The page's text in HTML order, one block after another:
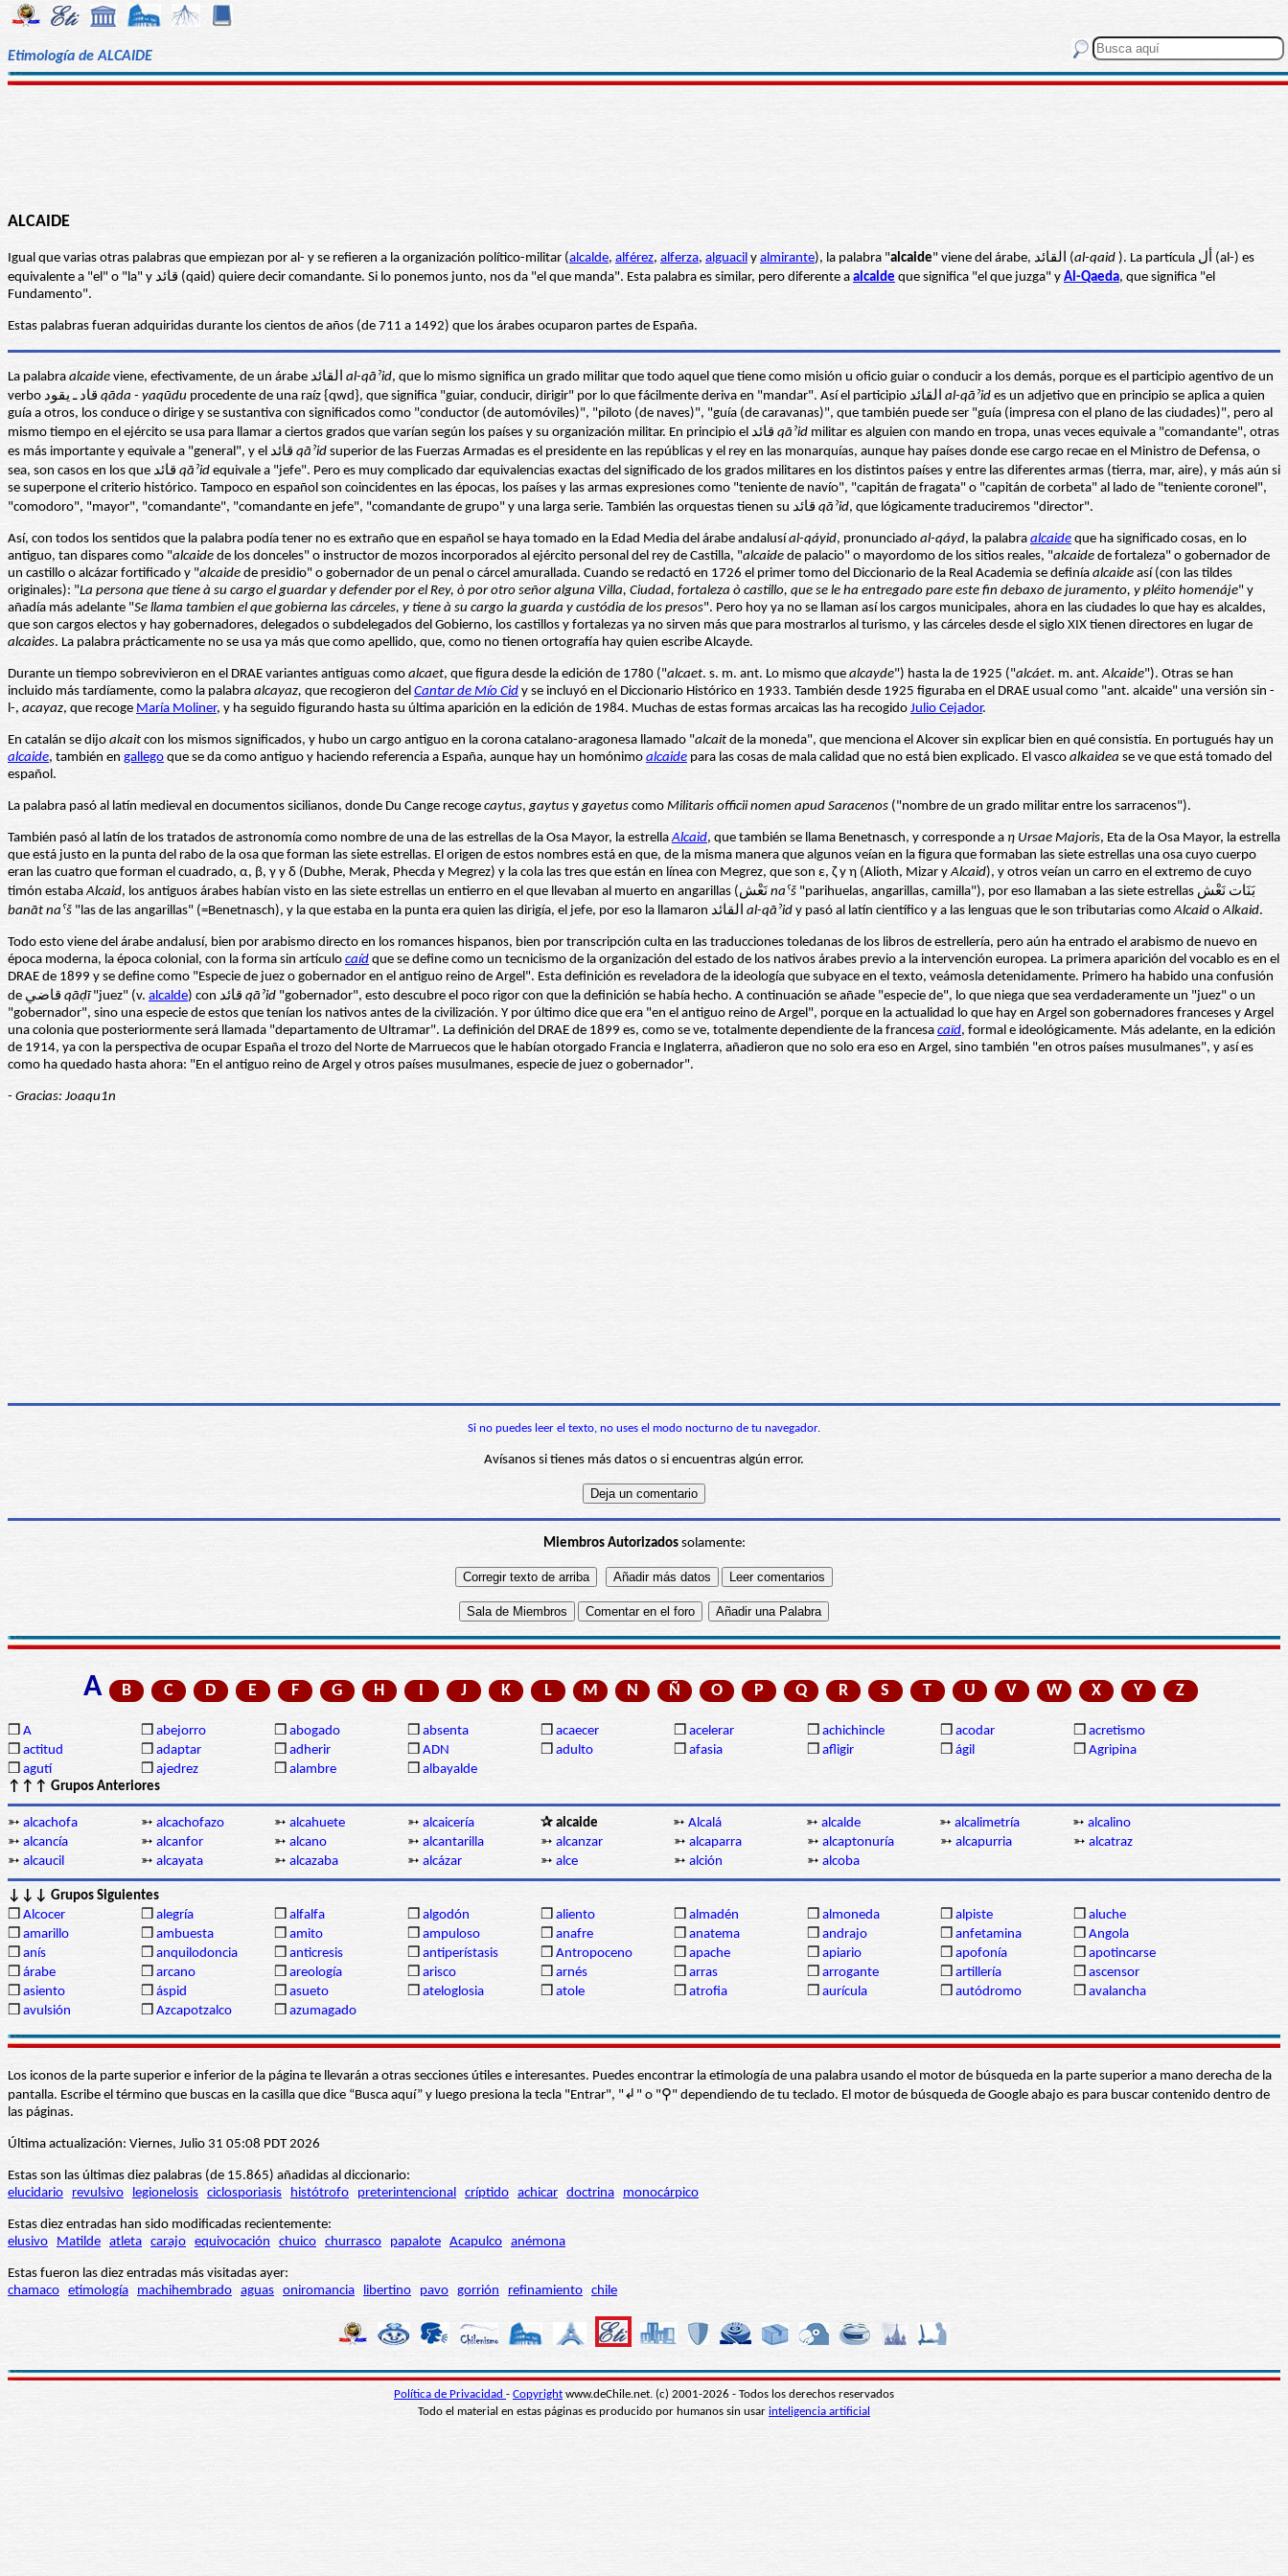
Etimología de ALCAIDE
ALCAIDE
Igual que varias otras palabras que empiezan por al- y se refieren a la organización político-militar (alcalde, alférez, alferza, alguacil y almirante), la palabra "alcaide " viene del árabe, القائد (al-qaid ). La partícula أل (al-) es
equivalente a "el" o "la" y قائد (qaid) quiere decir comandante. Si lo ponemos junto, nos da "el que manda". Esta palabra es similar, pero diferente a alcalde que significa "el que juzga" y Al-Qaeda, que significa "el
Fundamento".
Estas palabras fueran adquiridas durante los cientos de años (de 711 a 1492) que los árabes ocuparon partes de España.
La palabra alcaide al-qāˀid, que lo mismo significa un grado militar que todo aquel que tiene como misión u oficio guiar o conducir a los demás, porque es el participio agentivo de un
qāda - yaqūdu al-qāˀid es un adjetivo que en principio se aplica a quien
guía a otros, los conduce o dirige y se sustantiva con significados como "conductor (de automóviles)", "piloto (de naves)", "guía (de caravanas)", que también puede ser "guía (impresa con el plano de las ciudades)", pero al
qāˀid militar es alguien con mando en tropa, unas veces equivale a "comandante", otras
qāˀid superior de las Fuerzas Armadas es el presidente en las repúblicas y el rey en las monarquías, aunque hay países donde ese cargo recae en el Ministro de Defensa, o
qāˀid equivale a "jefe". Pero es muy complicado dar equivalencias exactas del significado de los grados militares en los distintos países y entre las diferentes armas (tierra, mar, aire), y más aún si
se superpone el criterio histórico. Tampoco en español son coincidentes en las épocas, los países y las armas expresiones como "teniente de navío", "capitán de fragata" o "capitán de corbeta" al lado de "teniente coronel",
qāˀid, que lógicamente traduciremos "director".
Así, con todos los sentidos que la palabra podía tener no es extraño que en español se haya tomado en la Edad Media del árabe andalusí al-qáyid, pronunciado al-qáyd, la palabra alcaide que ha significado cosas, en lo
antiguo, tan dispares como "alcaide de los donceles" o instructor de mozos incorporados al ejército personal del rey de Castilla, "alcaide de palacio" o mayordomo de los sitios reales, "alcaide de fortaleza" o gobernador de
un castillo o alcázar fortificado y "alcaide de presidio" o gobernador de un penal o cárcel amurallada. Cuando se redactó en 1726 el primer tomo del Diccionario de la Real Academia se definía alcaide así (con las tildes
originales): "La persona que tiene à su cargo el guardar y defender por el Rey, ò por otro señor alguna Villa, Ciudad, fortaleza ò castillo, que se le ha entregado pare este fin debaxo de juramento, y pléito homenáje" y
añadía más adelante "Se llama tambien el que gobierna las cárceles, y tiene à su cargo la guarda y custódia de los presos". Pero hoy ya no se llaman así los cargos municipales, ahora en las ciudades lo que hay es alcaldes,
que son cargos electos y hay gobernadores, delegados o subdelegados del Gobierno, los castillos y fortalezas ya no sirven más que para mostrarlos al turismo, y las cárceles desde el siglo XIX tienen directores en lugar de
alcaides. La palabra prácticamente no se usa ya más que como apellido, que, como no tienen ortografía hay quien escribe Alcayde.
Durante un tiempo sobrevivieron en el DRAE variantes antiguas como alcaet, que figura desde la edición de 1780 ("alcaet. s. m. ant. Lo mismo que alcayde") hasta la de 1925 ("alcáet. m. ant.Alcaide"). Otras se han
incluido más tardíamente, como la palabra alcayaz, que recogieron del Cantar de Mío Cid y se incluyó en el Diccionario Histórico en 1933. También desde 1925 figuraba en el DRAE usual como "ant. alcaide" una versión sin -
l-, acayaz, que recoge María Moliner, y ha seguido figurando hasta su última aparición en la edición de 1984. Muchas de estas formas arcaicas las ha recogido Julio Cejador.
En catalán se dijo alcait con los mismos significados, y hubo un cargo antiguo en la corona catalano-aragonesa llamado "alcait de la moneda", que menciona el Alcover sin explicar bien en qué consistía. En portugués hay un
alcaide, también en gallego que se da como antiguo y haciendo referencia a España, aunque hay un homónimo alcaide para las cosas de mala calidad que no está bien explicado. El vasco alkaidea se ve que está tomado del
español.
La palabra pasó al latín medieval en documentos sicilianos, donde Du Cange recoge caytus, gaytus ygayetus como Militaris officii nomen apud Saracenos ("nombre de un grado militar entre los sarracenos").
También pasó al latín de los tratados de astronomía como nombre de una de las estrellas de la Osa Mayor, la estrellaAlcaid, que también se llama Benetnasch, y corresponde a η Ursae Majoris, Eta de la Osa Mayor, la estrella
que está justo en la punta del rabo de la osa que forman las siete estrellas. El origen de estos nombres está en que, de la misma manera que algunos veían en la figura que formaban las siete estrellas una osa cuyo cuerpo
eran las cuatro que forman el cuadrado, α, β, γ y δ (Dubhe, Merak, Phecda y Megrez) y la cola las tres que están en línea con Megrez, que son ε, ζ y η (Alioth, Mizar yAlcaid), y otros veían un carro en el extremo de cuyo
timón estabaAlcaid naˁš
"parihuelas, angarillas, camilla"), por eso llamaban a las siete estrellas بَنَات نَعْش
banāt naˁš
al-qāˀid y pasó al latín científico y a las lenguas que le son tributarias comoAlcaid oAlkaid.
Todo esto viene del árabe andalusí, bien por arabismo directo en los romances hispanos, bien por transcripción culta en las traducciones toledanas de los libros de estrellería, pero aún ha entrado el arabismo de nuevo en
época moderna, la época colonial, con la forma sin artículo caíd que se define como un tecnicismo de la organización del estado de los nativos árabes previo a la intervención europea. La primera aparición del vocablo es en el
DRAE de 1899 y se define como "Especie de juez o gobernador en el antiguo reino de Argel". Esta definición es reveladora de la ideología que subyace en el texto, veámosla detenidamente. Primero ha habido una confusión
qāḍī"juez" (v. alcalde qāˀid "gobernador", esto descubre el poco rigor con que la definición se había hecho. A continuación se añade "especie de", lo que niega que sea verdaderamente un "juez" o un
"gobernador", sino una especie de estos que tenían los nativos antes de la civilización. Y por último dice que era "en el antiguo reino de Argel", porque en la actualidad lo que hay en Argel son gobernadores franceses y Argel
una colonia que posteriormente será llamada "departamento de Ultramar". La definición del DRAE de 1899 es, como se ve, totalmente dependiente de la francesa caïd, formal e ideológicamente. Más adelante, en la edición
de 1914, ya con la perspectiva de ocupar España el trozo del Norte de Marruecos que le habían otorgado Francia e Inglaterra, añadieron que no solo era eso en Argel, sino también "en otros países musulmanes", y así es
como ha quedado hasta ahora: "En el antiguo reino de Argel y otros países musulmanes, especie de juez o gobernador".
- Gracias: Joaqu1n
Si no puedes leer el texto, no uses el modo nocturno de tu navegador.
Avísanos si tienes más datos o si encuentras algún error.
Miembros Autorizadossolamente:
A B C D E F G H I J K L M N Ñ O P Q R S T U V W X Y Z
❒ A ❒ abejorro ❒ abogado ❒ absenta ❒ acaecer ❒ acelerar ❒ achichincle ❒ acodar ❒ acretismo
❒ actitud ❒ adaptar ❒ adherir ❒ ADN ❒ adulto ❒ afasia ❒ afligir ❒ ágil ❒ Agripina
❒ agutí ❒ ajedrez ❒ alambre ❒ albayalde
↑↑↑ Grupos Anteriores
➳ alcachofa ➳ alcachofazo ➳ alcahuete ➳ alcaicería ✰ alcaide ➳ Alcalá ➳ alcalde ➳ alcalimetría ➳ alcalino
➳ alcancía ➳ alcanfor ➳ alcano ➳ alcantarilla ➳ alcanzar ➳ alcaparra ➳ alcaptonuría ➳ alcapurria ➳ alcatraz
➳ alcaucil ➳ alcayata ➳ alcazaba ➳ alcázar ➳ alce ➳ alción ➳ alcoba
↓↓↓ Grupos Siguientes
❒ Alcocer ❒ alegría ❒ alfalfa ❒ algodón ❒ aliento ❒ almadén ❒ almoneda ❒ alpiste ❒ aluche
❒ amarillo ❒ ambuesta ❒ amito ❒ ampuloso ❒ anafre ❒ anatema ❒ andrajo ❒ anfetamina ❒ Angola
❒ anís ❒ anquilodoncia ❒ anticresis ❒ antiperístasis ❒ Antropoceno ❒ apache ❒ apiario ❒ apofonía ❒ apotincarse
❒ árabe ❒ arcano ❒ areología ❒ arisco ❒ arnés ❒ arras ❒ arrogante ❒ artillería ❒ ascensor
❒ asiento ❒ áspid ❒ asueto ❒ ateloglosia ❒ atole ❒ atrofia ❒ aurícula ❒ autódromo ❒ avalancha
❒ avulsión ❒ Azcapotzalco ❒ azumagado
Los iconos de la parte superior e inferior de la página te llevarán a otras secciones útiles e interesantes. Puedes encontrar la etimología de una palabra usando el motor de búsqueda en la parte superior a mano derecha de la
pantalla. Escribe el término que buscas en la casilla que dice “Busca aquí” y luego presiona la tecla "Entrar", "↲" o "⚲" dependiendo de tu teclado. El motor de búsqueda de Google abajo es para buscar contenido dentro de
las páginas.
Última actualización: Viernes, Julio 31 05:08 PDT 2026
Estas son las últimas diez palabras (de 15.865) añadidas al diccionario:
elucidario
revulsivo legionelosis ciclosporiasis histótrofo preterintencional críptido achicar doctrina monocárpico
Estas diez entradas han sido modificadas recientemente:
elusivo
Matilde atleta carajo equivocación chuico churrasco papalote Acapulco anémona
Estas fueron las diez entradas más visitadas ayer:
chamaco etimología machihembrado aguas oniromancia libertino pavo gorrión refinamiento chile
Política de Privacidad - Copyright www.deChile.net. (c) 2001-2026 - Todos los derechos reservados
Todo el material en estas páginas es producido por humanos sin usar inteligencia artificial